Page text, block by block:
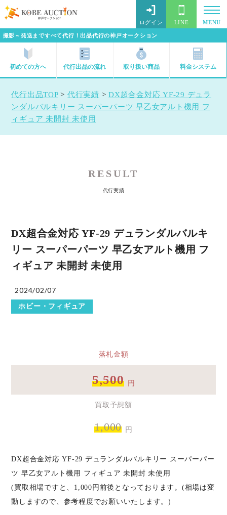
撮影～発送まですべて代行！出品代行の神戸オークション
ログイン LINE MENU
初めての方へ 代行出品の流れ 取り扱い商品 料金システム
代行出品TOP> 代行実績 >DX超合金対応 YF-29 デュラ
ンダルバルキリー スーパーパーツ 早乙女アルト機用 フ
ィギュア 未開封 未使用
RESULT
代行実績
DX超合金対応 YF-29 デュランダルバルキ
リー スーパーパーツ 早乙女アルト機用 フ
ィギュア 未開封 未使用
2024/02/07
ホビー・フィギュア
落札金額
5,500 円
買取予想額
1,000 円
DX超合金対応 YF-29 デュランダルバルキリー スーパーパー
ツ 早乙女アルト機用 フィギュア 未開封 未使用
(買取相場ですと、1,000円前後となっております。(相場は変
動しますので、参考程度でお願いいたします。)